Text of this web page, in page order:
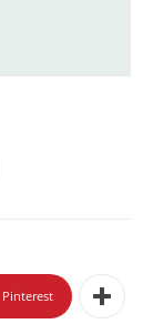
Pinterest